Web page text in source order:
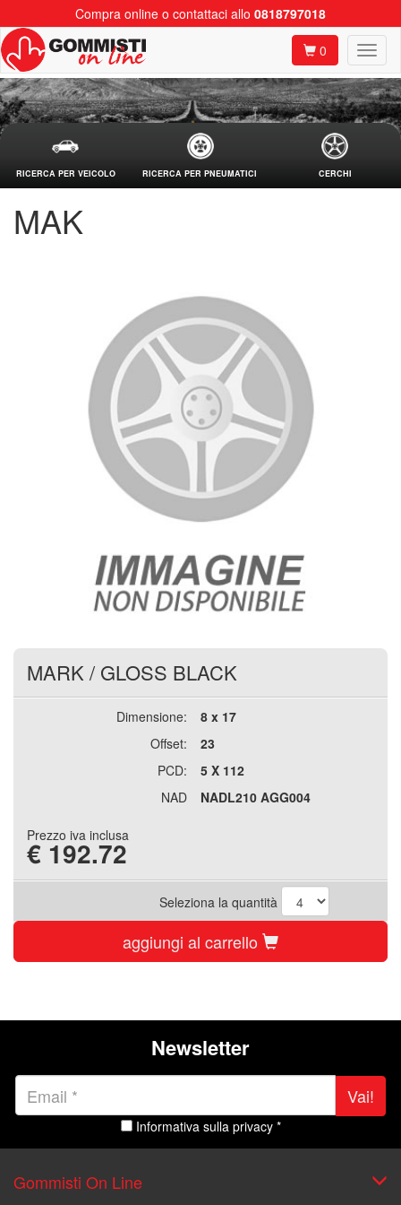
Compra online o contattaci allo 0818797018
0
RICERCA PER VEICOLO RICERCA PER PNEUMATICI CERCHI
MAK
MARK / GLOSS BLACK
Dimensione:
8 x 17
Offset:
23
PCD:
5 X 112
NAD
NADL210 AGG004
Prezzo iva inclusa
€ 192.72
Seleziona la quantità
aggiungi al carrello
Newsletter
Vai!
Informativa sulla privacy *
Gommisti On Line